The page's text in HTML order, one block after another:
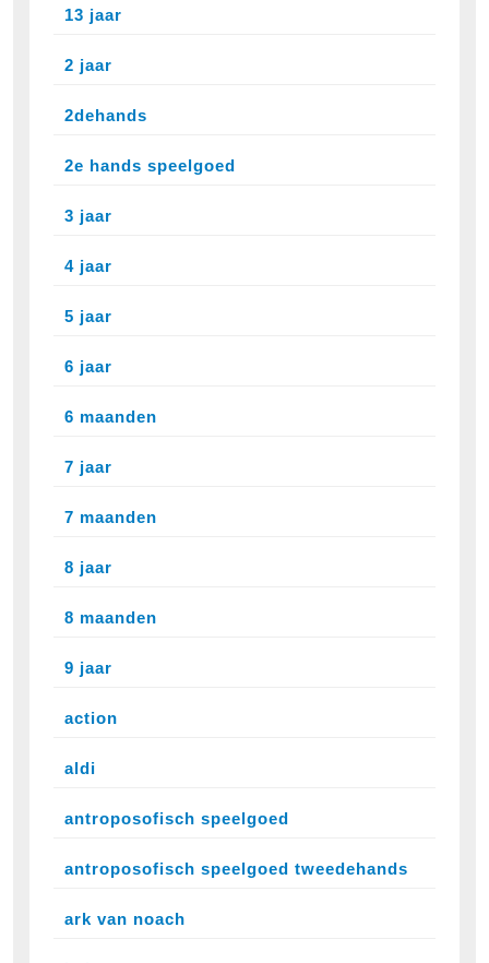
13 jaar
2 jaar
2dehands
2e hands speelgoed
3 jaar
4 jaar
5 jaar
6 jaar
6 maanden
7 jaar
7 maanden
8 jaar
8 maanden
9 jaar
action
aldi
antroposofisch speelgoed
antroposofisch speelgoed tweedehands
ark van noach